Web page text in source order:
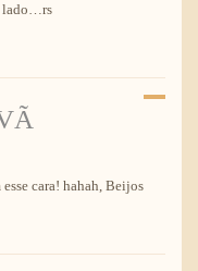
lado…rs
cara! hahah, Beijos